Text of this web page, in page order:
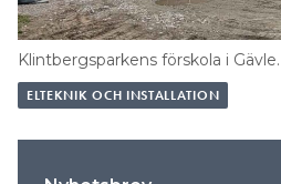
Klintbergsparkens förskola i
ELTEKNIK OCH INSTALLATION